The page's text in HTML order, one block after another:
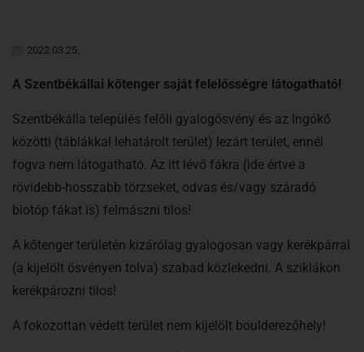
2022.03.25.
A Szentbékállai kőtenger saját felelősségre látogatható!
Szentbékálla település felőli gyalogösvény és az Ingókő
közötti (táblákkal lehatárolt terület) lezárt terület, ennél
fogva nem látogatható. Az itt lévő fákra (ide értve a
rövidebb-hosszabb törzseket, odvas és/vagy száradó
biotóp fákat is) felmászni tilos!
A kőtenger területén kizárólag gyalogosan vagy kerékpárral
(a kijelölt ösvényen tolva) szabad közlekedni. A sziklákon
kerékpározni tilos!
A fokozottan védett terület nem kijelölt boulderezőhely!